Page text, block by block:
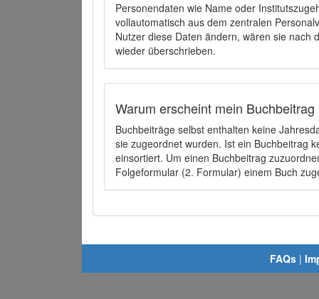
Personendaten wie Name oder
vollautomatisch aus dem zentralen
Nutzer diese Daten ändern, wären sie
wieder überschrieben.
Warum erscheint mein
Buchbeiträge selbst enthalten keine
sie zugeordnet wurden. Ist ein Buchbeitrag
einsortiert. Um einen Buchbeitrag
Folgeformular (2. Formular) einem Buch
FAQs |